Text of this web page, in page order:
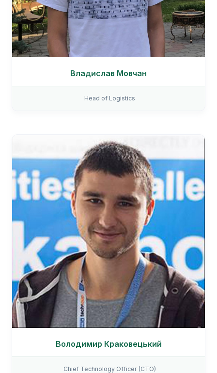
Владислав Мовчан
Head of Logistics
Володимир Краковецький
Chief Technology Officer (CTO)